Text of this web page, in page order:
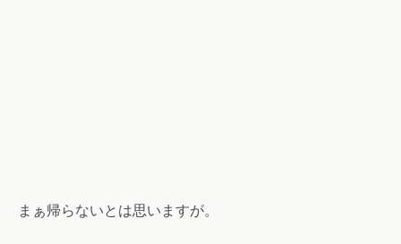
まぁ帰らないとは思いますが。